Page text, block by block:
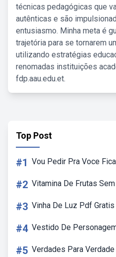
técnicas pedagógicas que
autênticas e são
entusiasmo. Minha meta é
trajetória para se tornarem
utilizando estratégias
renomadas instituições
fdp.aau.edu.et.
Top Post
#1 Vou Pedir Pra Voce
#2 Vitamina De Frutas
#3 Vinha De Luz Pdf Gratis
#4 Vestido De
#5 Verdades Para